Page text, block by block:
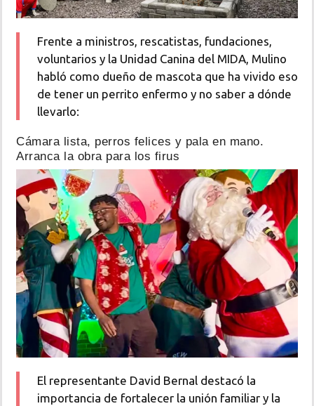
Frente a ministros, rescatistas, fundaciones,
voluntarios y la Unidad Canina del MIDA, Mulino
habló como dueño de mascota que ha vivido eso
de tener un perrito enfermo y no saber a dónde
llevarlo:
Cámara lista, perros felices y pala en mano.
Arranca la obra para los firus
El representante David Bernal destacó la
importancia de fortalecer la unión familiar y la